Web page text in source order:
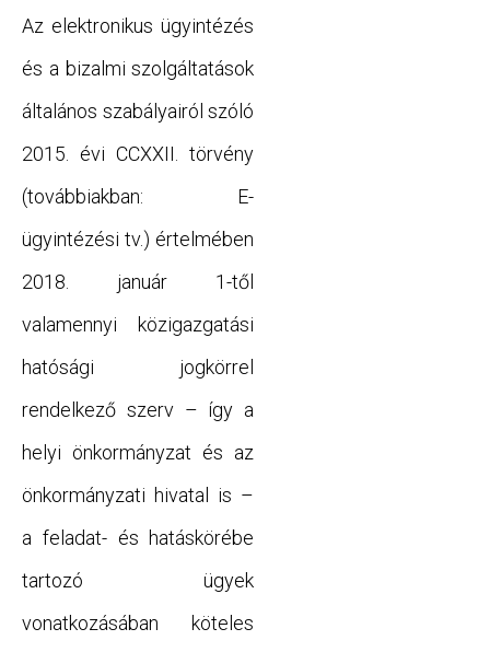
Az elektronikus ügyintézés
és a bizalmi szolgáltatások
általános szabályairól szóló
2015. évi CCXXII. törvény
(továbbiakban: E-
ügyintézési tv.) értelmében
2018. január 1-től
valamennyi közigazgatási
hatósági jogkörrel
rendelkező szerv – így a
helyi önkormányzat és az
önkormányzati hivatal is –
a feladat- és hatáskörébe
tartozó ügyek
vonatkozásában köteles